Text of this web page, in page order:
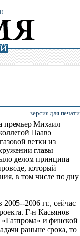
версия для печати
премьер Михаил
Пааво
ветки из
главы
делом принципа
который
в том числе по дну
2006 гг., сейчас
Г-н Касьянов
«Газпрома» и финской
раньше срока, то